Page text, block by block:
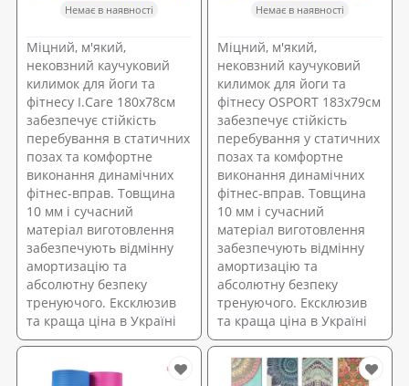
Немає в наявності
Міцний, м'який,
нековзний каучуковий
килимок для йоги та
фітнесу I.Care 180х78см
забезпечує стійкість
перебування в статичних
позах та комфортне
виконання динамічних
фітнес-вправ. Товщина
10 мм і сучасний
матеріал виготовлення
забезпечують відмінну
амортизацію та
абсолютну безпеку
тренуючого. Ексклюзив
та краща ціна в Україні
Немає в наявності
Міцний, м'який,
нековзний каучуковий
килимок для йоги та
фітнесу OSPORT 183х79см
забезпечує стійкість
перебування у статичних
позах та комфортне
виконання динамічних
фітнес-вправ. Товщина
10 мм і сучасний
матеріал виготовлення
забезпечують відмінну
амортизацію та
абсолютну безпеку
тренуючого. Ексклюзив
та краща ціна в Україні